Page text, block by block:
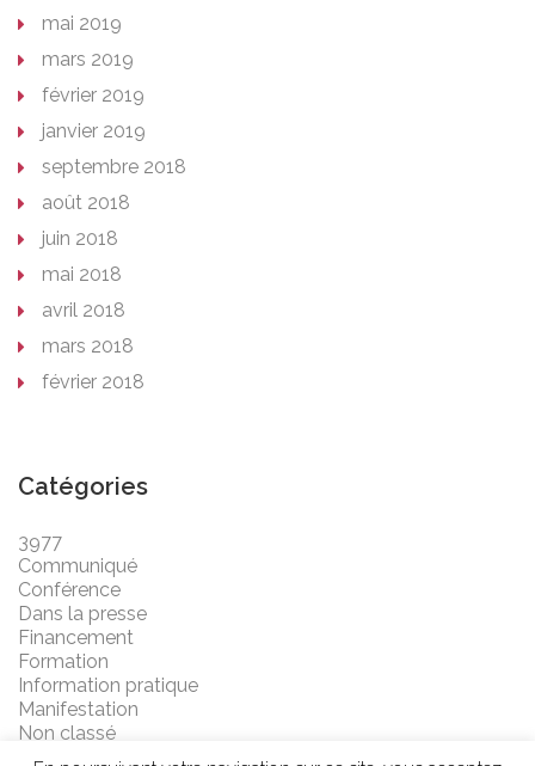
mai 2019
mars 2019
février 2019
janvier 2019
septembre 2018
août 2018
juin 2018
mai 2018
avril 2018
mars 2018
février 2018
Catégories
3977
Communiqué
Conférence
Dans la presse
Financement
Formation
Information pratique
Manifestation
Non classé